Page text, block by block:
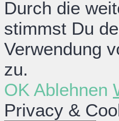
Durch die
stimmst Du
Verwendung
zu.
OK Ablehnen
Privacy &